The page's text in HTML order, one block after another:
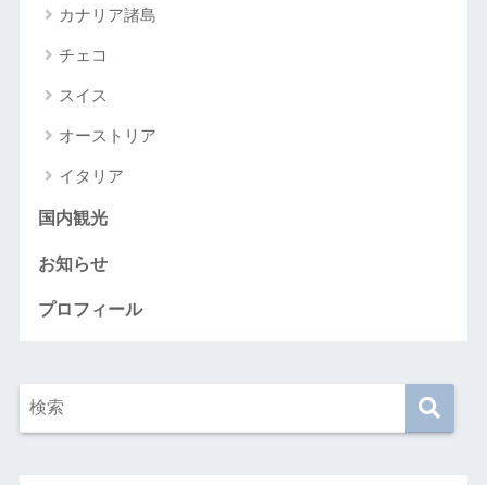
カナリア諸島
チェコ
スイス
オーストリア
イタリア
国内観光
お知らせ
プロフィール